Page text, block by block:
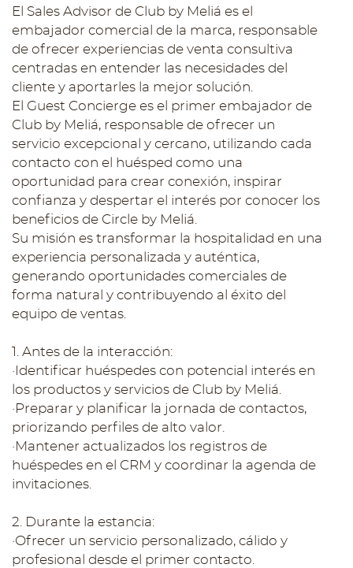
El Sales Advisor de Club by Meliá es el
embajador comercial de la marca, responsable
de ofrecer experiencias de venta consultiva
centradas en entender las necesidades del
cliente y aportarles la mejor solución.
El Guest Concierge es el primer embajador de
Club by Meliá, responsable de ofrecer un
servicio excepcional y cercano, utilizando cada
contacto con el huésped como una
oportunidad para crear conexión, inspirar
confianza y despertar el interés por conocer los
beneficios de Circle by Meliá.
Su misión es transformar la hospitalidad en una
experiencia personalizada y auténtica,
generando oportunidades comerciales de
forma natural y contribuyendo al éxito del
equipo de ventas.
1. Antes de la interacción:
·Identificar huéspedes con potencial interés en
los productos y servicios de Club by Meliá.
·Preparar y planificar la jornada de contactos,
priorizando perfiles de alto valor.
·Mantener actualizados los registros de
huéspedes en el CRM y coordinar la agenda de
invitaciones.
2. Durante la estancia:
·Ofrecer un servicio personalizado, cálido y
profesional desde el primer contacto.